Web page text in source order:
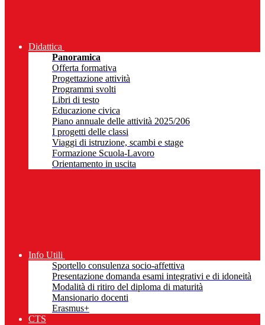
Didattica
Panoramica
Offerta formativa
Progettazione attività
Programmi svolti
Libri di testo
Educazione civica
Piano annuale delle attività 2025/206
I progetti delle classi
Viaggi di istruzione, scambi e stage
Formazione Scuola-Lavoro
Orientamento in uscita
Info Utili
Sportello consulenza socio-affettiva
Presentazione domanda esami integrativi e di idoneità
Modalità di ritiro del diploma di maturità
Mansionario docenti
Erasmus+
CTS